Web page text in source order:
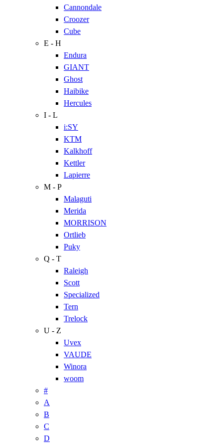
Cannondale
Croozer
Cube
E - H
Endura
GIANT
Ghost
Haibike
Hercules
I - L
i:SY
KTM
Kalkhoff
Kettler
Lapierre
M - P
Malaguti
Merida
MORRISON
Ortlieb
Puky
Q - T
Raleigh
Scott
Specialized
Tern
Trelock
U - Z
Uvex
VAUDE
Winora
woom
#
A
B
C
D